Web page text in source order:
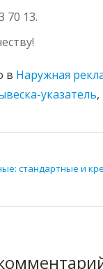
70 13.
в Наружная
указатель,
стандартные и